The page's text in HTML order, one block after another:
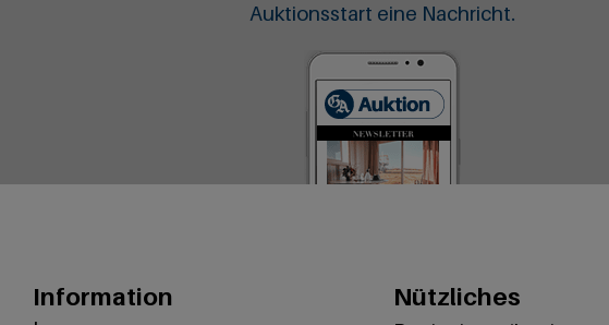
Auktionsstart eine Nachricht.
Information Nützliches